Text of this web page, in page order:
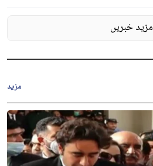
مزید خبریں
مزید